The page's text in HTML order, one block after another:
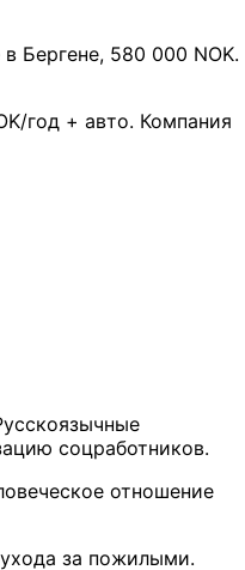
Бергене, 580 000 NOK.
год + авто. Компания
соцработников.
отношение
за пожилыми.